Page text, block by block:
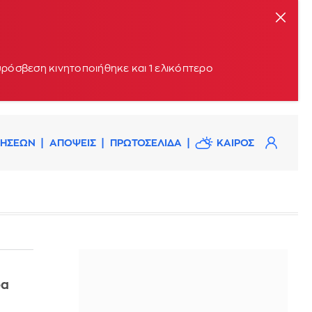
κινητοποιήθηκε και 1 ελικόπτερο
ΑΠΟΨΕΙΣ ΠΡΩΤΟΣΕΛΙΔΑ ΚΑΙΡΟΣ